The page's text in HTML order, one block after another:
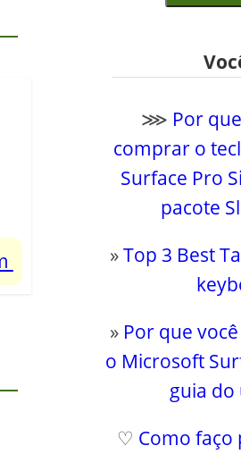
⋙ Por
comprar o
Surface Pro
pacote
»Top 3 Best
» Por que
o Microsoft
guia do
♡ Como